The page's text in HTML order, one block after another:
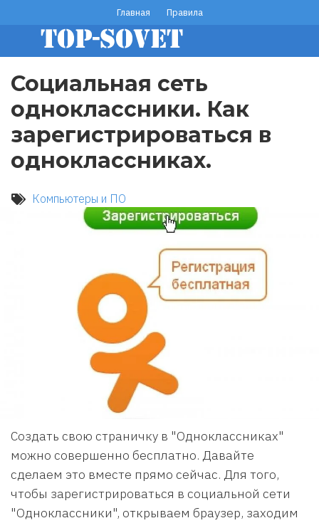
основному
содержанию
footer
menu
Главная Правила
Социальная сеть
одноклассники. Как
зарегистрироваться в
одноклассниках.
Компьютеры и ПО
Создать свою страничку в "Одноклассниках"
можно совершенно бесплатно. Давайте
сделаем это вместе прямо сейчас. Для того,
чтобы зарегистрироваться в социальной сети
"Одноклассники", открываем браузер, заходим